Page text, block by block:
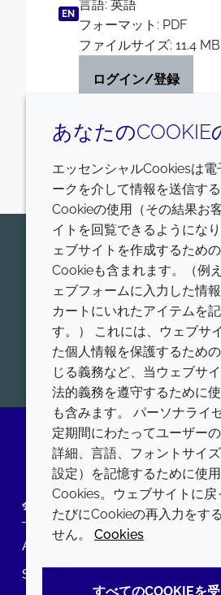
EN
言語: 英語
フォーマット: PDF
ファイルサイズ: 11.4 MB
ログイン/登録
今すぐ専門家にお問
さい
Croda Pharamaが世界的にリー
動物用医薬品添加剤、ワクチン
脂質について、お問合せをお
開始
会社
Annual Report
Sustainability Report
LEGAL
あなたのCOOKIE
エッセンシャルCookiesは電
ークを介して情報を送信す
Cookieの使用（その結果お
イトを回覧できるようにな
ェブサイトを作成するため
Cookieも含まれます。（例
ェブフォームに入力した情
カートにいれたアイテムを
す。） これには、ウェブサ
た個人情報を保護するため
じる義務など、当ウェブサ
法的義務を遵守するために
も含みます。 パーソナライ
定期間にわたってユーザー
詳細、言語、フォントサイ
設定）を記憶するために使
Cookies。ウェブサイトに戻
たびにCookieの再入力をす
せん。 Cookies
すべてのCOOKIEを